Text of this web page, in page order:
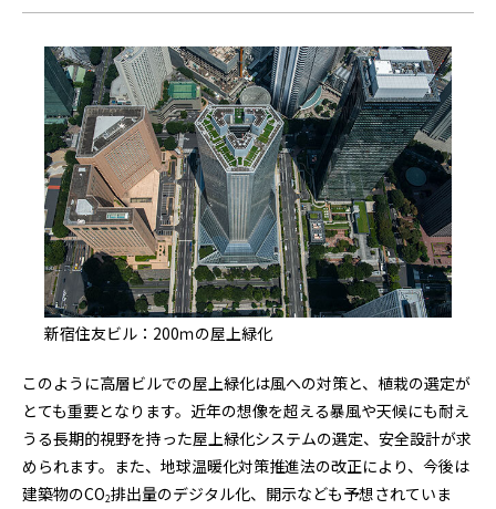
新宿住友ビル：200ｍの屋上緑化
このように高層ビルでの屋上緑化は風への対策と、植栽の選定が
とても重要となります。近年の想像を超える暴風や天候にも耐え
うる長期的視野を持った屋上緑化システムの選定、安全設計が求
められます。また、地球温暖化対策推進法の改正により、今後は
建築物のCO2排出量のデジタル化、開示なども予想されていま